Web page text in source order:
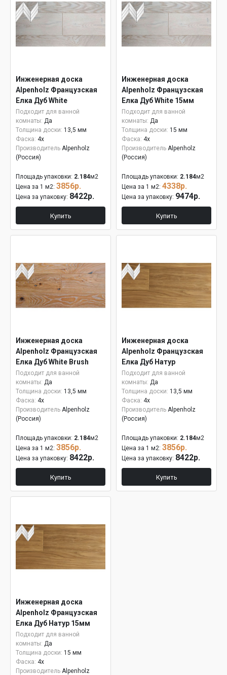
Инженерная доска
Alpenholz Французская
Елка Дуб White
Подходит для ванной
комнаты: Да
Толщина доски: 13,5 мм
Фаска: 4x
Производитель Alpenholz
(Россия)
Площадь упаковки: 2.184м2
Цена за 1 м2: 3856р.
Цена за упаковку: 8422р.
Купить
Инженерная доска
Alpenholz Французская
Елка Дуб White 15мм
Подходит для ванной
комнаты: Да
Толщина доски: 15 мм
Фаска: 4x
Производитель Alpenholz
(Россия)
Площадь упаковки: 2.184м2
Цена за 1 м2: 4338р.
Цена за упаковку: 9474р.
Купить
Инженерная доска
Alpenholz Французская
Елка Дуб White Brush
Подходит для ванной
комнаты: Да
Толщина доски: 13,5 мм
Фаска: 4x
Производитель Alpenholz
(Россия)
Площадь упаковки: 2.184м2
Цена за 1 м2: 3856р.
Цена за упаковку: 8422р.
Купить
Инженерная доска
Alpenholz Французская
Елка Дуб Натур
Подходит для ванной
комнаты: Да
Толщина доски: 13,5 мм
Фаска: 4x
Производитель Alpenholz
(Россия)
Площадь упаковки: 2.184м2
Цена за 1 м2: 3856р.
Цена за упаковку: 8422р.
Купить
Инженерная доска
Alpenholz Французская
Елка Дуб Натур 15мм
Подходит для ванной
комнаты: Да
Толщина доски: 15 мм
Фаска: 4x
Производитель Alpenholz